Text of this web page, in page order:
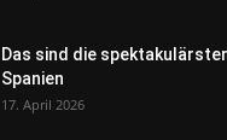
Das sind die
Spanien
17. April 2026